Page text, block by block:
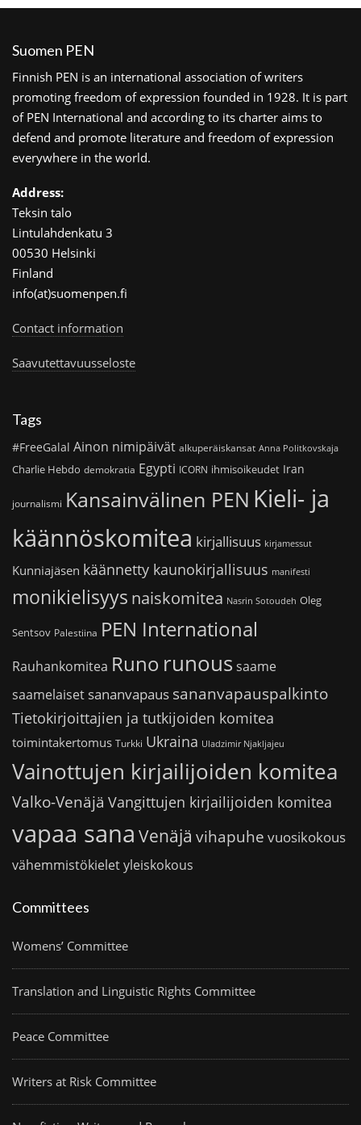
Suomen PEN
Finnish PEN is an international association of writers
promoting freedom of expression founded in 1928. It is part
of PEN International and according to its charter aims to
defend and promote literature and freedom of expression
everywhere in the world.
Address:
Teksin talo
Lintulahdenkatu 3
00530 Helsinki
Finland
info(at)suomenpen.fi
Contact information
Saavutettavuusseloste
Tags
#FreeGalal Ainon nimipäivät alkuperäiskansat Anna Politkovskaja
Charlie Hebdo demokratia Egypti ICORN ihmisoikeudet Iran
journalismi Kansainvälinen PEN Kieli- ja
käännöskomitea kirjallisuus kirjamessut
Kunniajäsen käännetty kaunokirjallisuus manifesti
monikielisyys naiskomitea Nasrin Sotoudeh Oleg
Sentsov Palestiina PEN International
Rauhankomitea Runo runoussaame
saamelaiset sananvapaus sananvapauspalkinto
Tietokirjoittajien ja tutkijoiden komitea
toimintakertomus Turkki Ukraina Uladzimir Njakljajeu
Vainottujen kirjailijoiden komitea
Valko-Venäjä Vangittujen kirjailijoiden komitea
vapaa sana Venäjä vihapuhe vuosikokous
vähemmistökieletyleiskokous
Committees
Womens’ Committee
Translation and Linguistic Rights Committee
Peace Committee
Writers at Risk Committee